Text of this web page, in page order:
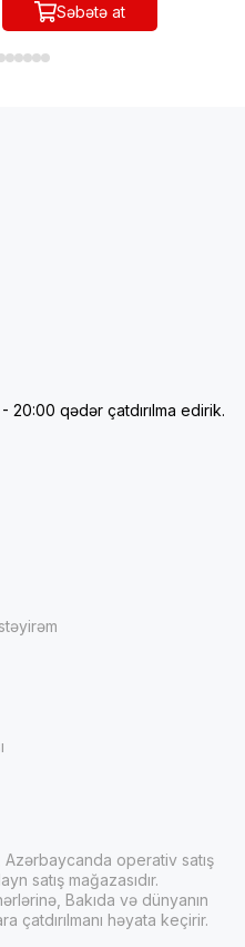
Səbətə at
qədər çatdırılma edirik.
Azərbaycanda operativ satış
satış mağazasıdır.
Bakıda və dünyanın
çatdırılmanı həyata keçirir.